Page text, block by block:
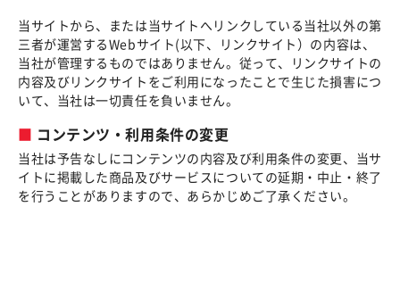
当サイトから、または当サイトへリンクしている当社以外の第
三者が運営するWebサイト(以下、リンクサイト）の内容は、
当社が管理するものではありません。従って、リンクサイトの
内容及びリンクサイトをご利用になったことで生じた損害につ
いて、当社は一切責任を負いません。
コンテンツ・利用条件の変更
当社は予告なしにコンテンツの内容及び利用条件の変更、当サ
イトに掲載した商品及びサービスについての延期・中止・終了
を行うことがありますので、あらかじめご了承ください。